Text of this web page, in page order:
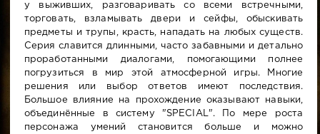
у выживших, разговаривать со всеми встречными,
торговать, взламывать двери и сейфы, обыскивать
предметы и трупы, красть, нападать на любых существ.
Серия славится длинными, часто забавными и детально
проработанными диалогами, помогающими полнее
погрузиться в мир этой атмосферной игры. Многие
решения или выбор ответов имеют последствия.
Большое влияние на прохождение оказывают навыки,
объединённые в систему "SPECIAL". По мере роста
персонажа умений становится больше и можно